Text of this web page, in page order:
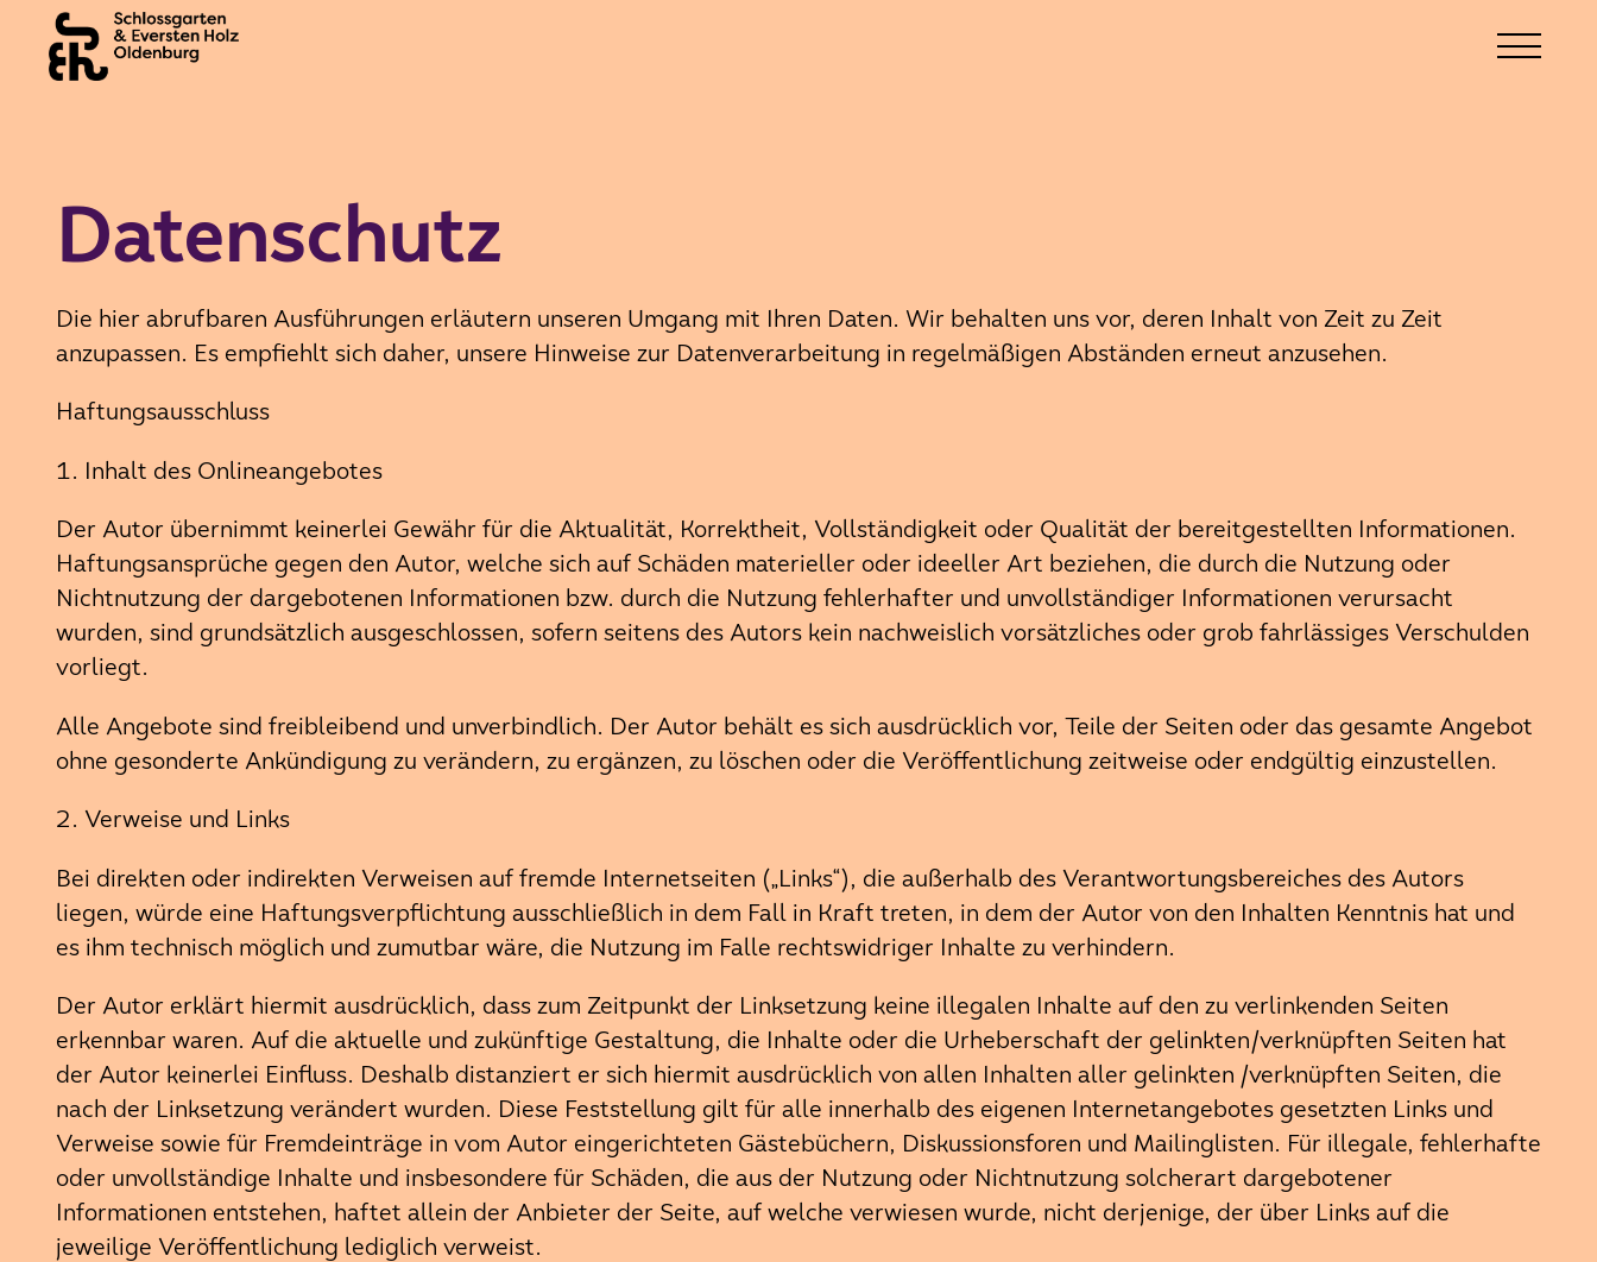
Datenschutz
Die hier abrufbaren Ausführungen erläutern unseren Umgang mit Ihren Daten. Wir behalten uns vor, deren Inhalt von Zeit zu Zeit
anzupassen. Es empfiehlt sich daher, unsere Hinweise zur Datenverarbeitung in regelmäßigen Abständen erneut anzusehen.
Haftungsausschluss
1. Inhalt des Onlineangebotes
Der Autor übernimmt keinerlei Gewähr für die Aktualität, Korrektheit, Vollständigkeit oder Qualität der bereitgestellten Informationen.
Haftungsansprüche gegen den Autor, welche sich auf Schäden materieller oder ideeller Art beziehen, die durch die Nutzung oder
Nichtnutzung der dargebotenen Informationen bzw. durch die Nutzung fehlerhafter und unvollständiger Informationen verursacht
wurden, sind grundsätzlich ausgeschlossen, sofern seitens des Autors kein nachweislich vorsätzliches oder grob fahrlässiges Verschulden
vorliegt.
Alle Angebote sind freibleibend und unverbindlich. Der Autor behält es sich ausdrücklich vor, Teile der Seiten oder das gesamte Angebot
ohne gesonderte Ankündigung zu verändern, zu ergänzen, zu löschen oder die Veröffentlichung zeitweise oder endgültig einzustellen.
2. Verweise und Links
Bei direkten oder indirekten Verweisen auf fremde Internetseiten („Links“), die außerhalb des Verantwortungsbereiches des Autors
liegen, würde eine Haftungsverpflichtung ausschließlich in dem Fall in Kraft treten, in dem der Autor von den Inhalten Kenntnis hat und
es ihm technisch möglich und zumutbar wäre, die Nutzung im Falle rechtswidriger Inhalte zu verhindern.
Der Autor erklärt hiermit ausdrücklich, dass zum Zeitpunkt der Linksetzung keine illegalen Inhalte auf den zu verlinkenden Seiten
erkennbar waren. Auf die aktuelle und zukünftige Gestaltung, die Inhalte oder die Urheberschaft der gelinkten/verknüpften Seiten hat
der Autor keinerlei Einfluss. Deshalb distanziert er sich hiermit ausdrücklich von allen Inhalten aller gelinkten /verknüpften Seiten, die
nach der Linksetzung verändert wurden. Diese Feststellung gilt für alle innerhalb des eigenen Internetangebotes gesetzten Links und
Verweise sowie für Fremdeinträge in vom Autor eingerichteten Gästebüchern, Diskussionsforen und Mailinglisten. Für illegale, fehlerhafte
oder unvollständige Inhalte und insbesondere für Schäden, die aus der Nutzung oder Nichtnutzung solcherart dargebotener
Informationen entstehen, haftet allein der Anbieter der Seite, auf welche verwiesen wurde, nicht derjenige, der über Links auf die
jeweilige Veröffentlichung lediglich verweist.